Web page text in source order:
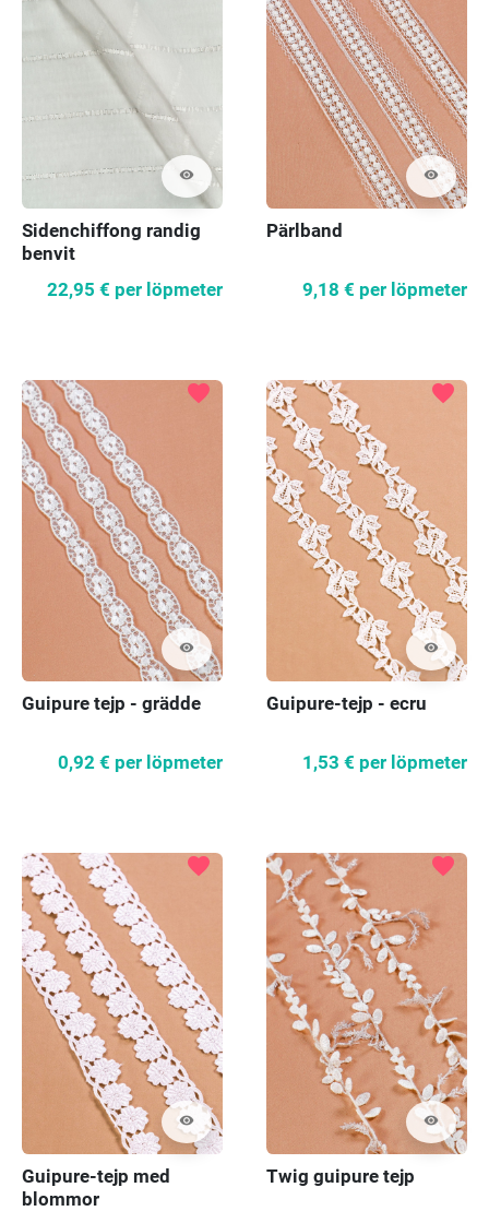
visibility
Sidenchiffong randig
benvit
22,95 € per löpmeter
visibility
Pärlband
9,18 € per löpmeter
visibility
favorite
Guipure tejp - grädde
0,92 € per löpmeter
visibility
favorite
Guipure-tejp - ecru
1,53 € per löpmeter
visibility
favorite
Guipure-tejp med
blommor
visibility
favorite
Twig guipure tejp